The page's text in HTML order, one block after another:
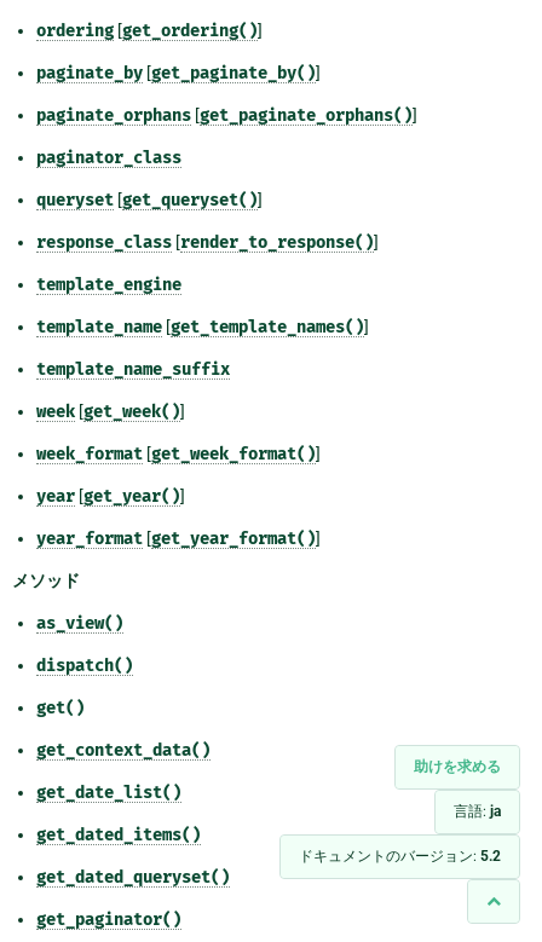
助けを求める
言語: ja
ドキュメントのバージョン: 5.2
ordering [get_ordering()]
paginate_by [get_paginate_by()]
paginate_orphans [get_paginate_orphans()]
paginator_class
queryset [get_queryset()]
response_class [render_to_response()]
template_engine
template_name [get_template_names()]
template_name_suffix
week [get_week()]
week_format [get_week_format()]
year [get_year()]
year_format [get_year_format()]
メソッド
as_view()
dispatch()
get()
get_context_data()
get_date_list()
get_dated_items()
get_dated_queryset()
get_paginator()